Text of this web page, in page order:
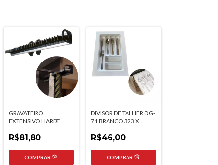
GRAVATEIRO
EXTENSIVO HARDT
R$81,80
DIVISOR DE TALHER OG-
71 BRANCO 323 X
R$46,00